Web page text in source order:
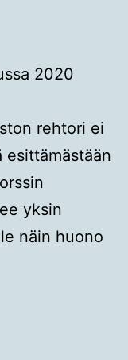
2020
rehtori ei
yksin
näin huono